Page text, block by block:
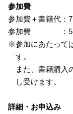
参加費
参加費＋書籍代：
参加費 ：5,000
※参加にあたって
す。
また、書籍購入
し受けます。
詳細・お申込み